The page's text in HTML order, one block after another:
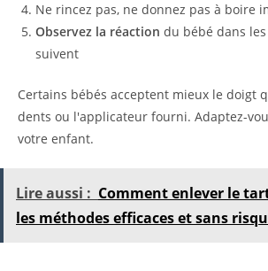
Ne rincez pas, ne donnez pas à boire
Observez la réaction du bébé dans
suivent
Certains bébés acceptent mieux le doigt
dents ou l'applicateur fourni. Adaptez-
votre enfant.
Lire aussi : Comment enlever le
les méthodes efficaces et sans